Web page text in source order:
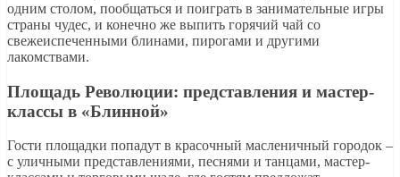
одним столом, пообщаться и поиграть в занимательные игры
страны чудес, и конечно же выпить горячий чай со
свежеиспеченными блинами, пирогами и другими
лакомствами.
Площадь Революции: представления и мастер-
классы в «Блинной»
Гости площадки попадут в красочный масленичный городок –
с уличными представлениями, песнями и танцами, мастер-